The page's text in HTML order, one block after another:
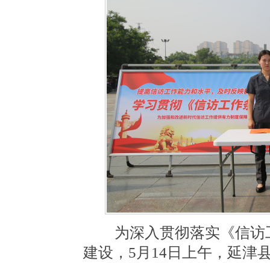
为深入贯彻落实《信访
建设，5月14日上午，延津